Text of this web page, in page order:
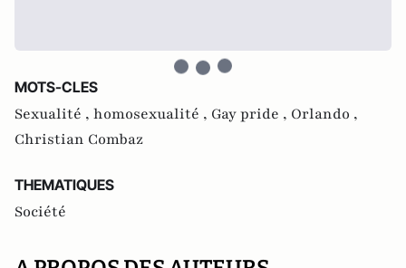
MOTS-CLES
Sexualité , homosexualité , Gay pride , Orlando ,
Christian Combaz
THEMATIQUES
Société